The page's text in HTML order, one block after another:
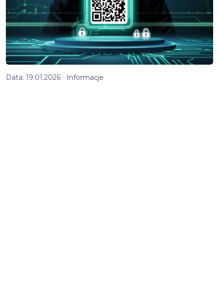
Data: 19.01.2026 Informacje